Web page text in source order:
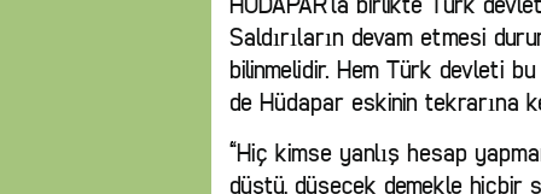
Saldırıların devam etmesi
bilinmelidir. Hem Türk devleti
de Hüdapar eskinin tekrarına
“Hiç kimse yanlış hesap
düştü, düşecek demekle hiçbir